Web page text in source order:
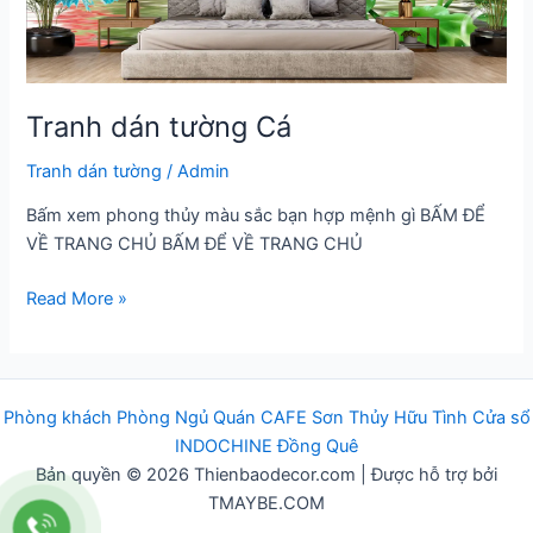
Tranh dán tường Cá
Tranh dán tường /Admin
Bấm xem phong thủy màu sắc bạn hợp mệnh gì BẤM ĐỂ
VỀ TRANG CHỦ BẤM ĐỂ VỀ TRANG CHỦ
Tranh
Cá
Read More »
Phòng khách Phòng Ngủ Quán CAFE Sơn Thủy Hữu Tình Cửa sổ
INDOCHINE Đồng Quê
Bản quyền © 2026 Thienbaodecor.com | Được hỗ trợ bởi
TMAYBE.COM